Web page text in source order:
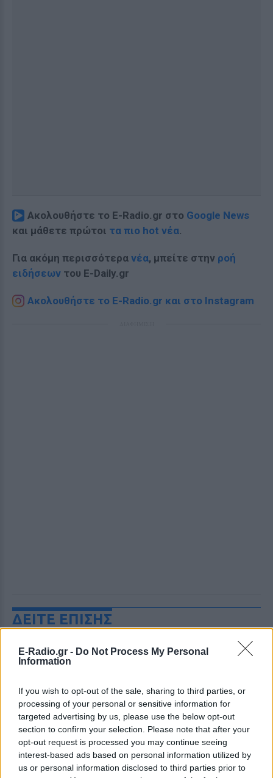
E-Radio.gr - Do Not Process My Personal
Information
If you wish to opt-out of the sale, sharing to third parties, or
processing of your personal or sensitive information for
targeted advertising by us, please use the below opt-out
section to confirm your selection. Please note that after your
opt-out request is processed you may continue seeing
interest-based ads based on personal information utilized by
us or personal information disclosed to third parties prior to
Ακολουθήστε το E-Radio.gr στο Google News
και μάθετε πρώτοι τα πιο hot νέα.
Για ακόμη περισσότερα νέα, μπείτε στην ροή
ειδήσεων του E-Daily.gr
Ακολουθήστε το E-Radio.gr και στο Instagram
ΔΕΙΤΕ ΕΠΙΣΗΣ
ΣΤΗΝ ΙΔΙΑ ΚΑΤΗΓΟΡΙΑ
ερευνητής που κατέγραφε τη
συμβίωση του μικρού σκυλιού
με αγέλη λύκων εξηγεί γιατί
δεν επενέβη
ΧΤΕΣ
«Κρατάμε την επιστημονική απόσταση,
δεν είναι δυνατόν να πάω να επέμβω,